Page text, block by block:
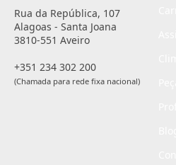
Rua da República, 107
Alagoas - Santa Joana
3810-551 Aveiro
+351 234 302 200
(Chamada para rede fixa nacional)